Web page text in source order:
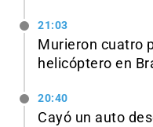
21:03
Murieron cuatro
helicóptero en
20:40
Cayó un auto